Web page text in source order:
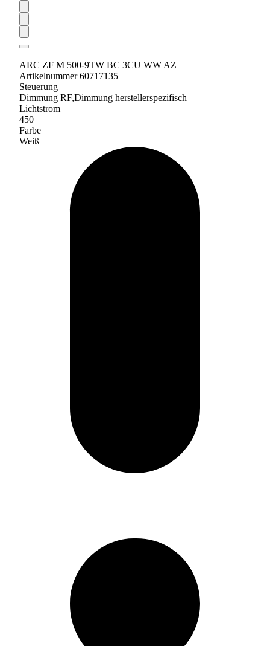
ARC ZF M 500-9TW BC 3CU WW AZ
Artikelnummer 60717135
Steuerung
Dimmung RF,Dimmung herstellerspezifisch
Lichtstrom
450
Farbe
Weiß